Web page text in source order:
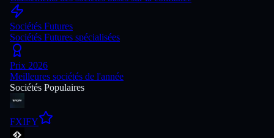
Sociétés Futures
Sociétés Futures spécialisées
Prix 2026
Meilleures sociétés de l'année
Sociétés Populaires
FXIFY